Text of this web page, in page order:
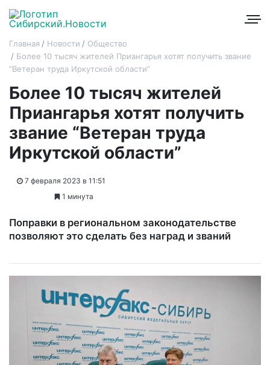
Главная Новости
Общество
Более 10 тысяч жителей Приангарья хотят получить звание
“Ветеран труда Иркутской области”
Более 10 тысяч жителей
Приангарья хотят получить
звание “Ветеран труда
Иркутской области”
7 февраля 2023 в 11:51
1 минута
Поправки в региональном законодательстве
позволяют это сделать без наград и званий